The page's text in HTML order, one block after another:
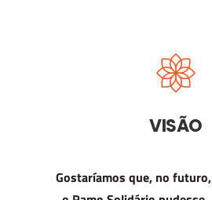
VISÃO
Gostaríamos que, no futuro,